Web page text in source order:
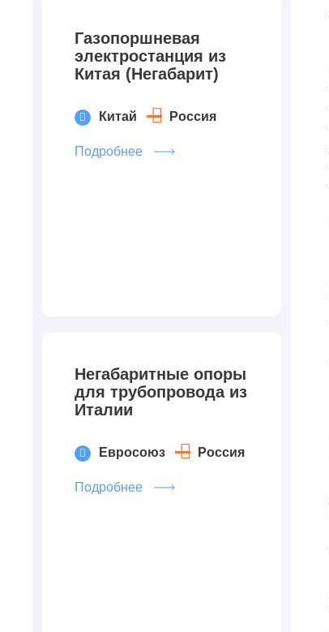
Газопоршневая
электростанция из
Китая (Негабарит)
Китай Россия
Подробнее
Негабаритные опоры
для трубопровода из
Италии
Евросоюз Россия
Подробнее